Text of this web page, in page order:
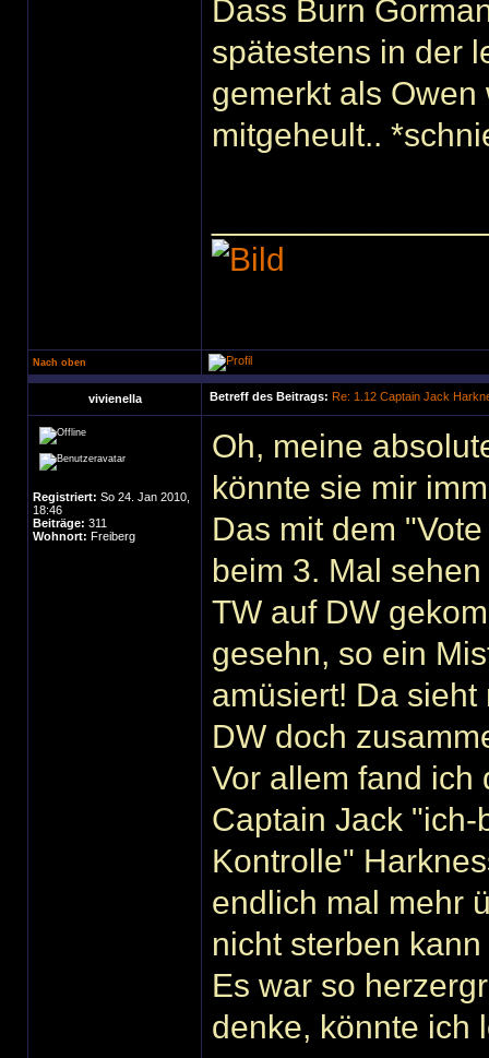
Dass Burn
spätestens in der
gemerkt als
mitgeheult..
Nach oben
vivienella Betreff des Beitrags: Re: 1.12 Captain Jack
Registriert: So 24. Jan 2010,
18:46
Beiträge: 311
Wohnort: Freiberg
Oh, meine
könnte sie mir
Das mit dem
beim 3. Mal
TW auf DW
gesehn, so ein
amüsiert! Da
DW doch
Vor allem fand ich
Captain Jack
Kontrolle"
endlich mal mehr
nicht sterben
Es war so
denke, könnte ich